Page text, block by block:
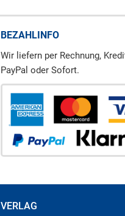
BEZAHLINFO
Wir liefern per Rechnung,
PayPal oder Sofort.
VERLAG